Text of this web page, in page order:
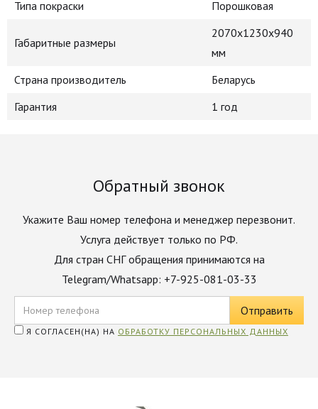
Типа покраски Порошковая
Габаритные размеры
2070x1230x940
мм
Страна производитель
Беларусь
Гарантия
1 год
Обратный звонок
Укажите Ваш номер телефона и менеджер перезвонит.
Услуга действует только по РФ.
Для стран СНГ обращения принимаются на
Telegram/Whatsapp: +7-925-081-03-33
Я СОГЛАСЕН(НА) НА ОБРАБОТКУ ПЕРСОНАЛЬНЫХ ДАННЫХ